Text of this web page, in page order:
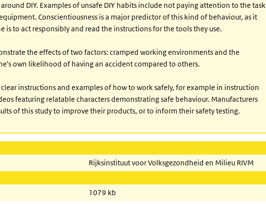
DIY. Examples of unsafe DIY habits include not paying attention to the task
Conscientiousness is a major predictor of this kind of behaviour, as it
is to act responsibly and read the instructions for the tools they use.
the effects of two factors: cramped working environments and the
own likelihood of having an accident compared to others.
instructions and examples of how to work safely, for example in instruction
featuring relatable characters demonstrating safe behaviour. Manufacturers
of this study to improve their products, or to inform their safety testing.
Rijksinstituut voor Volksgezondheid en Milieu RIVM
1079 kb